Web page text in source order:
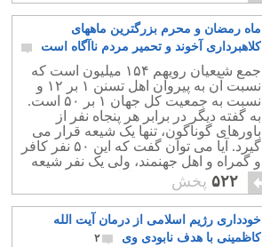
ماه رمضان و محرم بزرگترین ماههای
کلاهبرداری آخوند و تحمیر مردم ناآگاه است
جمع شیعیان رویهم ۱۵۴ میلیون است که
نسبت آن به پیروان اهل تسنن ۱ بر ۱۲ و
نسبت به جمعیت کل جهان ۱ بر ۵۰ است.
به گفته دیگر در برابر هر پنجاه نفر از
باورهای گوناگون، تنها یک شیعه قرار می
گیرد. آیا می توان گفت که این ۵۰ نفر کافر
و گمراه و اهل جهنمند، ولی یک نفر شیعه
درست فکر می کند، و اهل بهشت است؟!.
۵۲۲ پخش
خودداری رژیم اسلامی از درمان آیت الله
کاظمینی با هدف نابودی وی
۲